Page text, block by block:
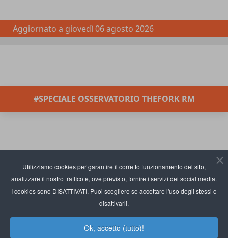
Utilizziamo cookies per garantire il corretto funzionamento del sito,
analizzare il nostro traffico e, ove previsto, fornire i servizi dei social media.
I cookies sono DISATTIVATI. Puoi scegliere se accettare l'uso degli stessi o
disattivarli.
Ok, accetto (tutto)!
Aggiornato a giovedì 06 agosto 2026
#SPECIALE OSSERVATORIO THEFORK RM